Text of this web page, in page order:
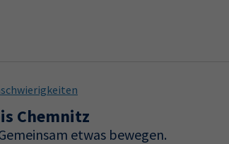
Chemnitz
etwas bewegen.